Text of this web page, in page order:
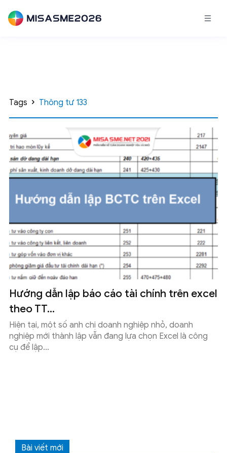
Tags Thông tư 133
Hướng dẫn lập báo cáo tài chính trên excel
theo TT...
Hiện tại, một số anh chị doanh nghiệp nhỏ, doanh
nghiệp mới thành lập vẫn đang lựa chọn Excel là công
cụ để lập...
Bài viết mới